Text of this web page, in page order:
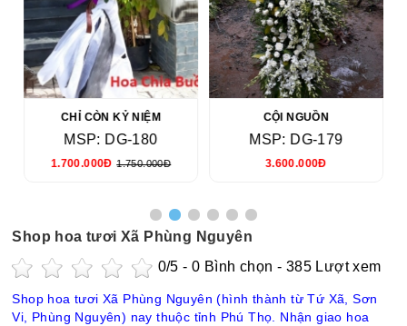
CHỈ CÒN KỶ NIỆM
MSP: DG-180
1.700.000Đ 1.750.000Đ
CỘI NGUỒN
MSP: DG-179
3.600.000Đ
Shop hoa tươi Xã Phùng Nguyên
0/5 -0 Bình chọn - 385 Lượt xem
Shop hoa tươi Xã Phùng Nguyên (hình thành từ Tứ Xã, Sơn
Vi, Phùng Nguyên) nay thuộc tỉnh Phú Thọ. Nhận giao hoa